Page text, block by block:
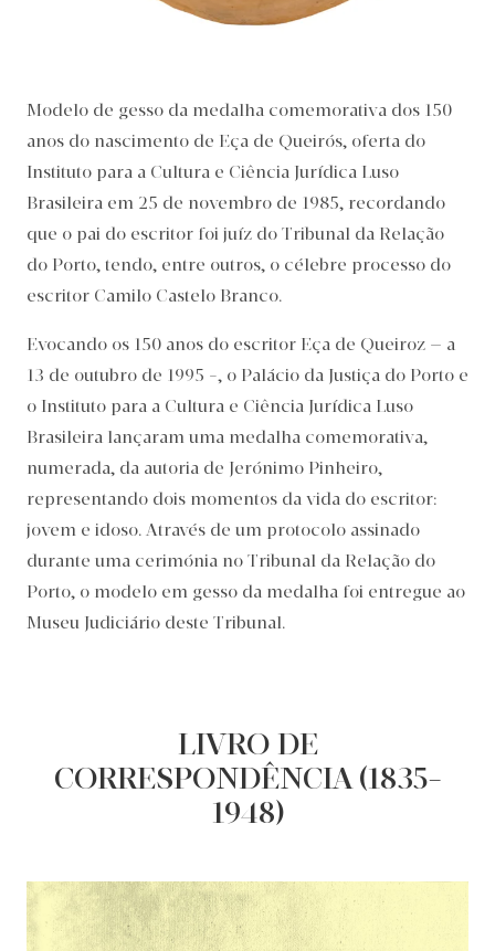
Modelo de gesso da medalha comemorativa dos 150
anos do nascimento de Eça de Queirós, oferta do
Instituto para a Cultura e Ciência Jurídica Luso
Brasileira em 25 de novembro de 1985, recordando
que o pai do escritor foi juíz do Tribunal da Relação
do Porto, tendo, entre outros, o célebre processo do
escritor Camilo Castelo Branco.
Evocando os 150 anos do escritor Eça de Queiroz – a
13 de outubro de 1995 -, o Palácio da Justiça do Porto e
o Instituto para a Cultura e Ciência Jurídica Luso
Brasileira lançaram uma medalha comemorativa,
numerada, da autoria de Jerónimo Pinheiro,
representando dois momentos da vida do escritor:
jovem e idoso. Através de um protocolo assinado
durante uma cerimónia no Tribunal da Relação do
Porto, o modelo em gesso da medalha foi entregue ao
Museu Judiciário deste Tribunal.
LIVRO DE
CORRESPONDÊNCIA (1835-
1948)